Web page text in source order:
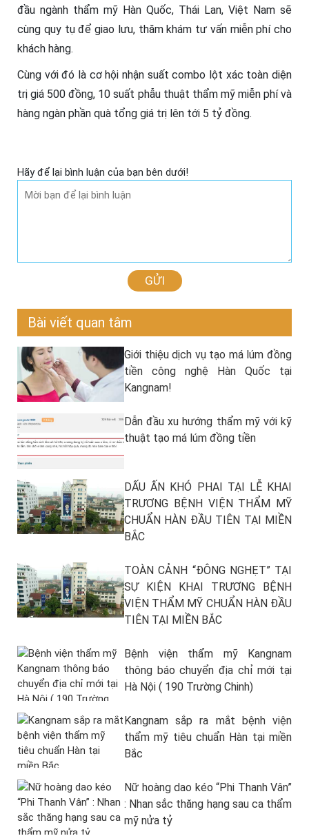
đầu ngành thẩm mỹ Hàn Quốc, Thái Lan, Việt Nam sẽ
cùng quy tụ để giao lưu, thăm khám tư vấn miễn phí cho
khách hàng.
Cùng với đó là cơ hội nhận suất combo lột xác toàn diện
trị giá 500 đồng, 10 suất phẫu thuật thẩm mỹ miễn phí và
hàng ngàn phần quà tổng giá trị lên tới 5 tỷ đồng.
Hãy để lại bình luận của bạn bên dưới!
GỬI
Bài viết quan tâm
Giới thiệu dịch vụ tạo má lúm đồng
tiền công nghệ Hàn Quốc tại
Kangnam!
Dẫn đầu xu hướng thẩm mỹ với kỹ
thuật tạo má lúm đồng tiền
DẤU ẤN KHÓ PHAI TẠI LỄ KHAI
TRƯƠNG BỆNH VIỆN THẨM MỸ
CHUẨN HÀN ĐẦU TIÊN TẠI MIỀN
BẮC
TOÀN CẢNH “ĐÔNG NGHẸT” TẠI
SỰ KIỆN KHAI TRƯƠNG BỆNH
VIỆN THẨM MỸ CHUẨN HÀN ĐẦU
TIÊN TẠI MIỀN BẮC
Bệnh viện thẩm mỹ Kangnam
thông báo chuyển địa chỉ mới tại
Hà Nội ( 190 Trường Chinh)
Kangnam sắp ra mắt bệnh viện
thẩm mỹ tiêu chuẩn Hàn tại miền
Bắc
Nữ hoàng dao kéo “Phi Thanh Vân”
: Nhan sắc thăng hạng sau ca thẩm
mỹ nửa tỷ